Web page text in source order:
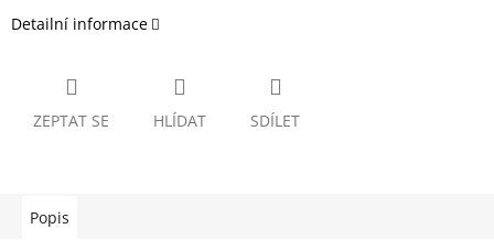
Detailní informace
ZEPTAT SE HLÍDAT SDÍLET
Popis